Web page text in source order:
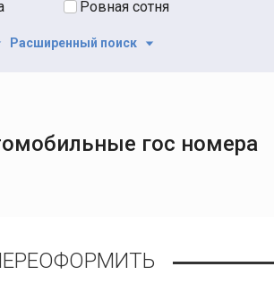
Ровная сотня
Расширенный поиск
гос номера